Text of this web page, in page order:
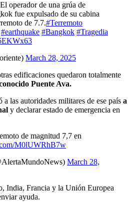
operador de una grúa de
fue expulsado de su cabina
de 7.7.#Terremoto
#earthquake #Bangkok #Tragedia
March 28, 2025
edificaciones quedaron totalmente
Puente Ava.
las autoridades militares de ese país a
y declarar estado de emergencia en
de magnitud 7,7 en
M0lUWRhB7w
March 28,
India, Francia y la Unión Europea
ayuda.